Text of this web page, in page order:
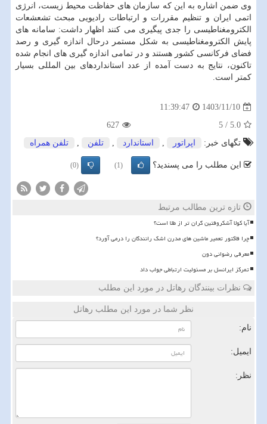
وی ضمن اشاره به این که سازمان های حفاظت محیط زیست، انرژی
اتمی ایران و تنظیم مقررات و ارتباطات رادیویی مبحث تشعشعات
الکترومغناطیسی را جدی پیگیری می کنند اظهار داشت: سامانه های
پایش الکترومغناطیسی به شکل مستمر درحال اندازه گیری و رصد
فضای فرکانسی کشور هستند و در تمامی اندازه گیری های انجام شده
تاکنون، نتایج به دست آمده از عدد استانداردهای بین المللی بسیار
کمتر است.
1403/11/10
11:39:47
5.0
/
5
627
تگهای خبر:
اپراتور , استاندارد , تلفن , تلفن همراه
این مطلب را می پسندید؟ (1)
(0)
تازه ترین مطالب مرتبط
آیا کولا آشکروفتین گران تر از طلا است؟
چرا فاکتور تعمیر ماشین های مدرن اشک رانندگان را درمی آورد؟
معرفی رضوانی دون
تمرکز ایرانسل بر مسئولیت ارتباطی جواب داد
نظرات بینندگان رهاتل در مورد این مطلب
نظر شما در مورد این مطلب رهاتل
نام:
ایمیل:
نظر: